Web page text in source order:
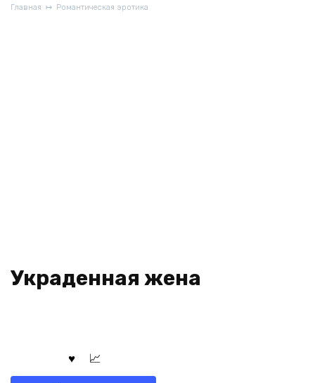
Главная Романтическая эротика
Украденная жена